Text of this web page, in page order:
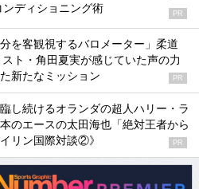
ンディショニング術 PR
分を客観視するバロメーター」柔道
ト・角田夏実が感じていた声の力
新たなミッション
PR
し続けるオランダの超人ハリー・ラ
のエースの太田海也「絶対王者から
リン国際対談②》
PR